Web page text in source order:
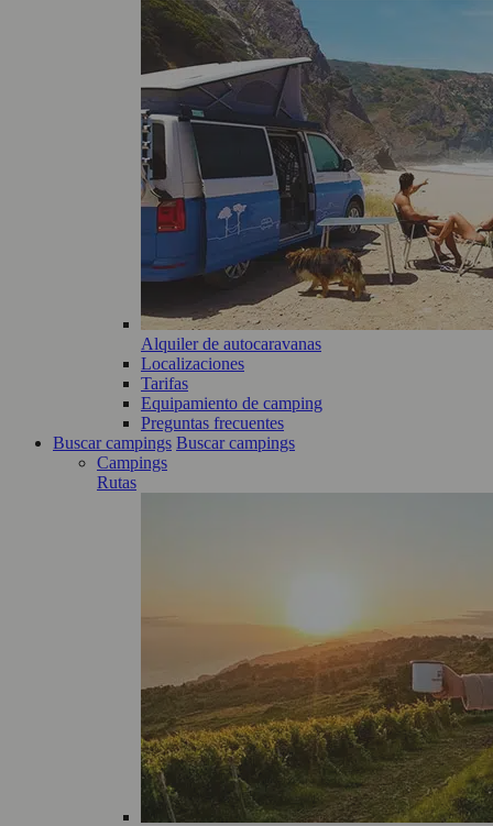
Alquiler de autocaravanas
Localizaciones
Tarifas
Equipamiento de camping
Preguntas frecuentes
Buscar campings Buscar campings
Campings
Rutas